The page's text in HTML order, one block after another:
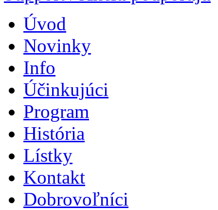
Úvod
Novinky
Info
Účinkujúci
Program
História
Lístky
Kontakt
Dobrovoľníci